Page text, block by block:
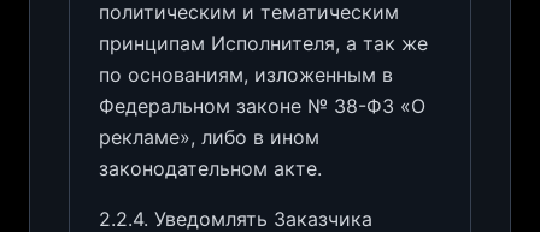
политическим и тематическим
принципам Исполнителя, а так же
по основаниям, изложенным в
Федеральном законе № 38-ФЗ «О
рекламе», либо в ином
законодательном акте.
2.2.4. Уведомлять Заказчика